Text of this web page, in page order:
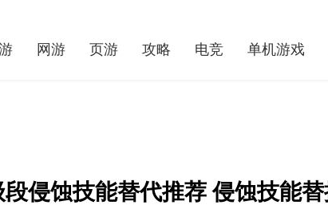
网游 页游 攻略 电竞 单机游戏
侵蚀技能替代推荐 侵蚀技能